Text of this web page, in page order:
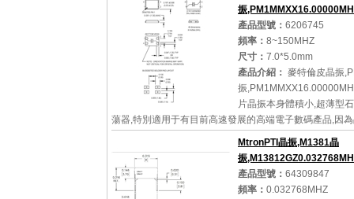
詳細參數 查看大圖
振
產品型號： 6206745
頻率： 8~150MHZ
尺寸： 7.0*5.0mm
產品介紹： 麥特倫皮晶振
振
片晶振本身體積小,超薄型
蕩器,特別適用于有目前高速發展的高端電子數碼產品,因
小型化需求的市場領域,小型,薄型是對應陶瓷振蕩器(偏差
的石...
MtronPTI晶振,M1381晶
振
產品型號： 64309847
頻率： 0.032768MHZ